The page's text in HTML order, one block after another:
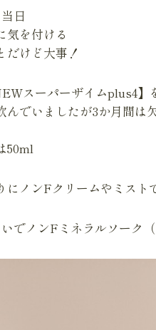
日
気を付ける
けど大事！
スーパーザイムplus4】
んでいましたが3か月間は
50ml
にノンFクリームやミスト
いでノンFミネラルソーク